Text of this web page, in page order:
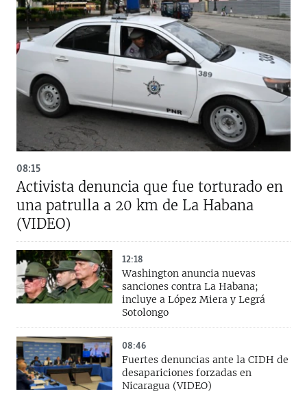
08:15
Activista denuncia que fue torturado en
una patrulla a 20 km de La Habana
(VIDEO)
12:18
Washington anuncia nuevas
sanciones contra La Habana;
incluye a López Miera y Legrá
Sotolongo
08:46
Fuertes denuncias ante la CIDH de
desapariciones forzadas en
Nicaragua (VIDEO)